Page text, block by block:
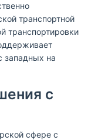
транспортной
транспортировки
западных на
с
сфере с